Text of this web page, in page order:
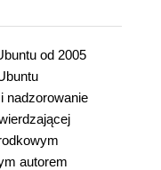
od 2005
nadzorowanie
autorem